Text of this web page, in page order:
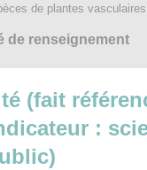
de plantes
de renseignement
(fait
: